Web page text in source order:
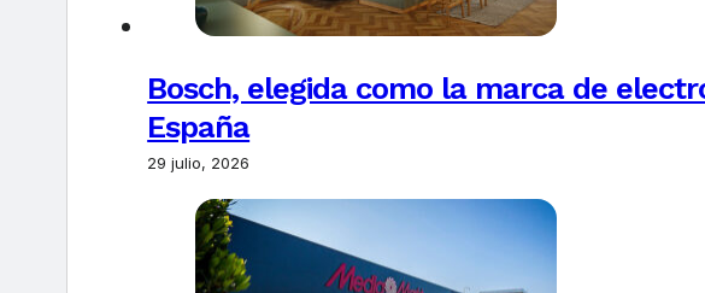
Bosch, elegida como la marca de
España
29 julio, 2026